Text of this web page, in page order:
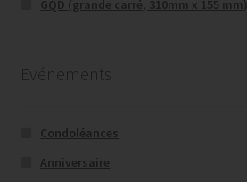
GQD (grande carré, 310mm x 155 mm)
Evénements
Condoléances
Anniversaire